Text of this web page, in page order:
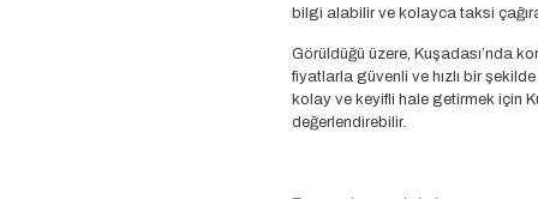
bilgi alabilir ve kolayca taksi
Görüldüğü üzere, Kuşadası’nda
fiyatlarla güvenli ve hızlı bir
kolay ve keyifli hale getirmek için
değerlendirebilir.